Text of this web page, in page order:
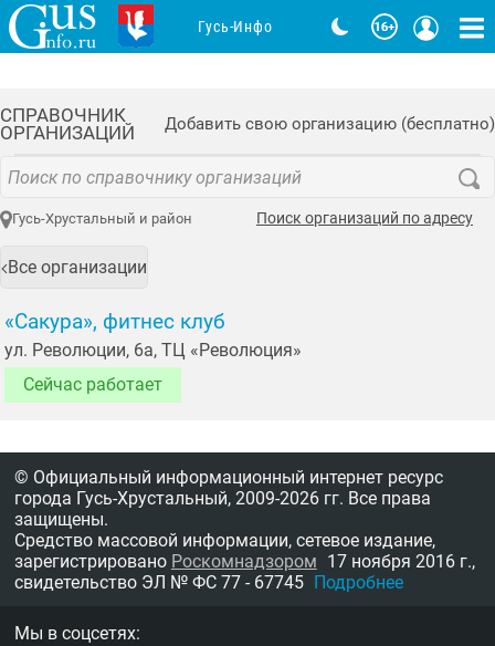
СПРАВОЧНИК
ОРГАНИЗАЦИЙ
Добавить свою организацию (бесплатно)
Гусь-Хрустальный и район Поиск организаций по адресу
Все организации
«Сакура», фитнес клуб
ул. Революции, 6а, ТЦ «Революция»
Сейчас работает
Гусь-Инфо
© Официальный информационный интернет ресурс
города Гусь-Хрустальный, 2009-2026 гг. Все права
защищены.
Средство массовой информации, сетевое издание,
зарегистрировано Роскомнадзором 17 ноября 2016 г.,
свидетельство ЭЛ № ФС 77 - 67745 Подробнее
Мы в соцсетях: